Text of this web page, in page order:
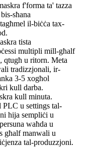
f'forma ta' tazza
sħana
il-biċċa tax-
tista
multipli mill-għalf
qtugħ u ritorn. Meta
tradizzjonali, ir-
3-5 xogħol
kull darba.
kull minuta.
PLC u settings tal-
hija sempliċi u
waħda u
għalf manwali u
tal-produzzjoni.